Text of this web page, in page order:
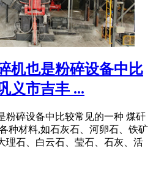
机也是粉碎设备中比
义市吉丰 ...
粉碎设备中比较常见的一种 煤矸
种材料,如石灰石、河卵石、铁矿
理石、白云石、莹石、石灰、活